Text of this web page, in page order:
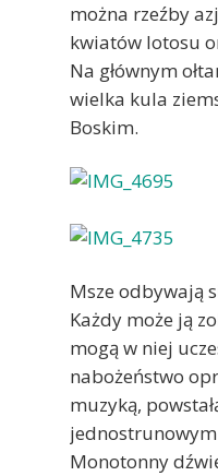
można rzeźby
kwiatów lotosu
Na głównym
wielka kula
Boskim.
Msze odbywają
Każdy może ją
mogą w niej
nabożeństwo
muzyką,
Monotonny